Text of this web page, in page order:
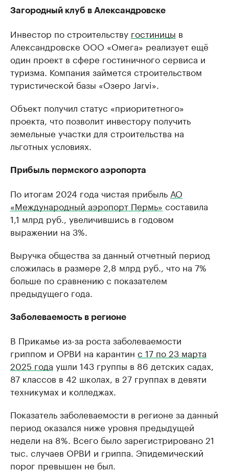
Загородный клуб в Александровске
Инвестор по строительству гостиницы в
Александровске ООО «Омега» реализует ещё
один проект в сфере гостиничного сервиса и
туризма. Компания займется строительством
туристической базы «Озеро Jarvi».
Объект получил статус «приоритетного»
проекта, что позволит инвестору получить
земельные участки для строительства на
льготных условиях.
Прибыль пермского аэропорта
По итогам 2024 года чистая прибыль АО
«Международный аэропорт Пермь» составила
1,1 млрд руб., увеличившись в годовом
выражении на 3%.
Выручка общества за данный отчетный период
сложилась в размере 2,8 млрд руб., что на 7%
больше по сравнению с показателем
предыдущего года.
Заболеваемость в регионе
В Прикамье из-за роста заболеваемости
гриппом и ОРВИ на карантин с 17 по 23 марта
2025 года ушли 143 группы в 86 детских садах,
87 классов в 42 школах, в 27 группах в девяти
техникумах и колледжах.
Показатель заболеваемости в регионе за данный
период оказался ниже уровня предыдущей
недели на 8%. Всего было зарегистрировано 21
тыс. случаев ОРВИ и гриппа. Эпидемический
порог превышен не был.